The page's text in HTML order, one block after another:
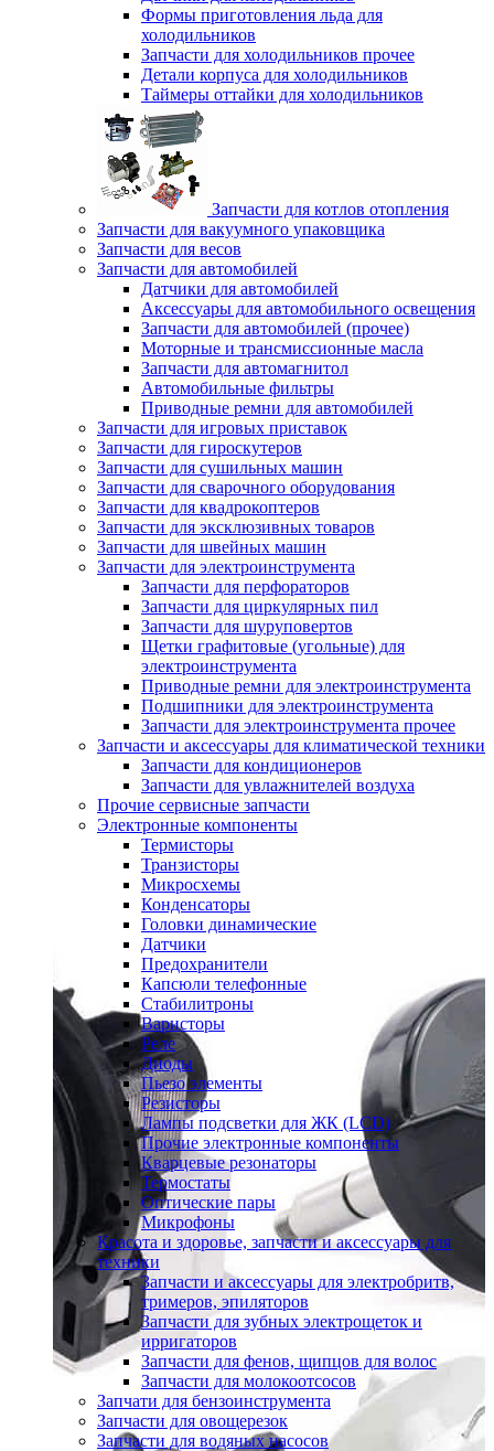
Формы приготовления льда для
холодильников
Запчасти для холодильников прочее
Детали корпуса для холодильников
Таймеры оттайки для холодильников
Запчасти для котлов отопления
Запчасти для вакуумного упаковщика
Запчасти для весов
Запчасти для автомобилей
Датчики для автомобилей
Аксессуары для автомобильного освещения
Запчасти для автомобилей (прочее)
Моторные и трансмиссионные масла
Запчасти для автомагнитол
Автомобильные фильтры
Приводные ремни для автомобилей
Запчасти для игровых приставок
Запчасти для гироскутеров
Запчасти для сушильных машин
Запчасти для сварочного оборудования
Запчасти для квадрокоптеров
Запчасти для эксклюзивных товаров
Запчасти для швейных машин
Запчасти для электроинструмента
Запчасти для перфораторов
Запчасти для циркулярных пил
Запчасти для шуруповертов
Щетки графитовые (угольные) для
электроинструмента
Приводные ремни для электроинструмента
Подшипники для электроинструмента
Запчасти для электроинструмента прочее
Запчасти и аксессуары для климатической техники
Запчасти для кондиционеров
Запчасти для увлажнителей воздуха
Прочие сервисные запчасти
Электронные компоненты
Термисторы
Транзисторы
Микросхемы
Конденсаторы
Головки динамические
Датчики
Предохранители
Капсюли телефонные
Стабилитроны
Варисторы
Реле
Диоды
Пьезо элементы
Резисторы
Лампы подсветки для ЖК (LCD)
Прочие электронные компоненты
Кварцевые резонаторы
Термостаты
Оптические пары
Микрофоны
Красота и здоровье, запчасти и аксессуары для
техники
Запчасти и аксессуары для электробритв,
тримеров, эпиляторов
Запчасти для зубных электрощеток и
ирригаторов
Запчасти для фенов, щипцов для волос
Запчасти для молокоотсосов
Запчати для бензоинструмента
Запчасти для овощерезок
Запчасти для водяных насосов